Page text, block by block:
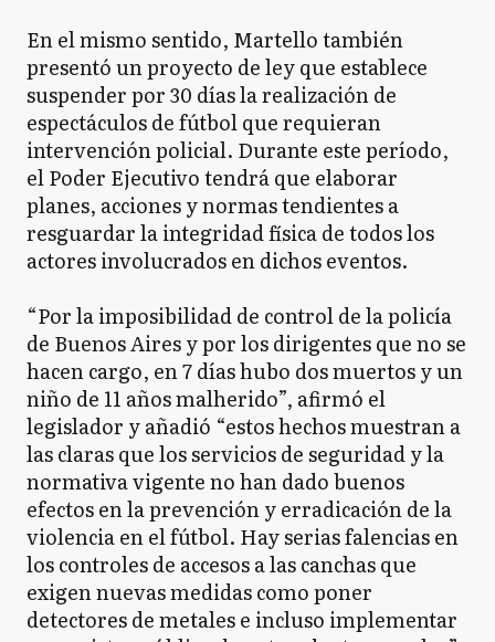
En el mismo sentido, Martello también
presentó un proyecto de ley que establece
suspender por 30 días la realización de
espectáculos de fútbol que requieran
intervención policial. Durante este período,
el Poder Ejecutivo tendrá que elaborar
planes, acciones y normas tendientes a
resguardar la integridad física de todos los
actores involucrados en dichos eventos.
“Por la imposibilidad de control de la policía
de Buenos Aires y por los dirigentes que no se
hacen cargo, en 7 días hubo dos muertos y un
niño de 11 años malherido”, afirmó el
legislador y añadió “estos hechos muestran a
las claras que los servicios de seguridad y la
normativa vigente no han dado buenos
efectos en la prevención y erradicación de la
violencia en el fútbol. Hay serias falencias en
los controles de accesos a las canchas que
exigen nuevas medidas como poner
detectores de metales e incluso implementar